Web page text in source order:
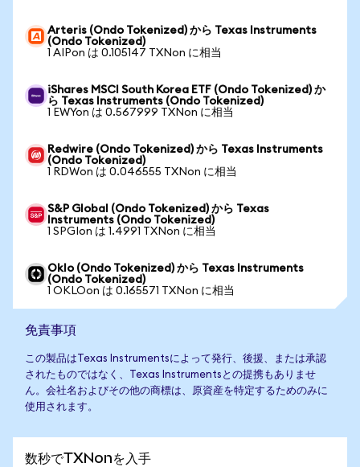
Arteris (Ondo Tokenized) から Texas Instruments
(Ondo Tokenized)
1 AIPon は 0.105147 TXNon に相当
iShares MSCI South Korea ETF (Ondo Tokenized) か
ら Texas Instruments (Ondo Tokenized)
1 EWYon は 0.567999 TXNon に相当
Redwire (Ondo Tokenized) から Texas Instruments
(Ondo Tokenized)
1 RDWon は 0.046555 TXNon に相当
S&P Global (Ondo Tokenized) から Texas
Instruments (Ondo Tokenized)
1 SPGIon は 1.4991 TXNon に相当
Oklo (Ondo Tokenized) から Texas Instruments
(Ondo Tokenized)
1 OKLOon は 0.165571 TXNon に相当
免責事項
この製品はTexas Instrumentsによって発行、後援、または承認
されたものではなく、Texas Instrumentsとの提携もありませ
ん。会社名およびその他の商標は、原資産を特定するためのみに
使用されます。
数秒でTXNonを入手